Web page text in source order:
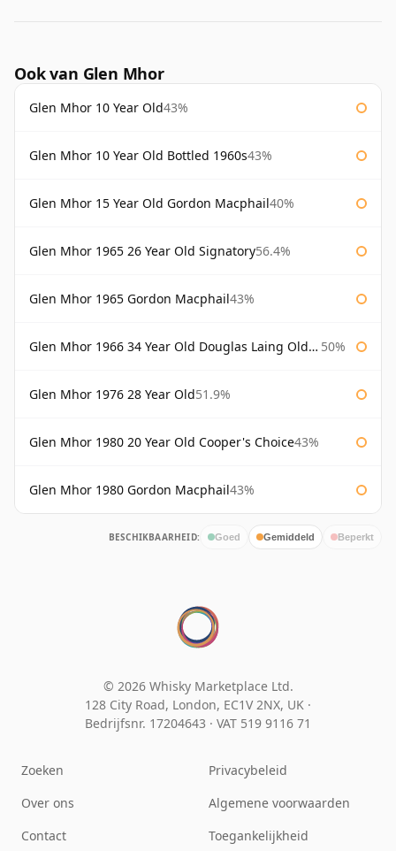
Ook van Glen Mhor
Glen Mhor 10 Year Old43%
Glen Mhor 10 Year Old Bottled 1960s43%
Glen Mhor 15 Year Old Gordon Macphail40%
Glen Mhor 1965 26 Year Old Signatory56.4%
Glen Mhor 1965 Gordon Macphail43%
Glen Mhor 1966 34 Year Old Douglas Laing Old Malt Cask 50%
Glen Mhor 1976 28 Year Old51.9%
Glen Mhor 1980 20 Year Old Cooper's Choice43%
Glen Mhor 1980 Gordon Macphail43%
BESCHIKBAARHEID: Goed Gemiddeld Beperkt
© 2026 Whisky Marketplace Ltd.
128 City Road, London, EC1V 2NX, UK ·
Bedrijfsnr. 17204643 · VAT 519 9116 71
Zoeken
Over ons
Contact
Privacybeleid
Algemene voorwaarden
Toegankelijkheid